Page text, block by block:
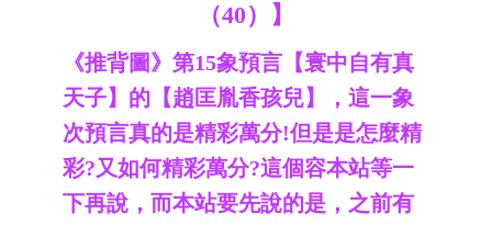
（40）】
《推背圖》第15象預言【寰中自有真
天子】的【趙匡胤香孩兒】，這一象
次預言真的是精彩萬分!但是是怎麼精
彩?又如何精彩萬分?這個容本站等一
下再說，而本站要先說的是，之前有